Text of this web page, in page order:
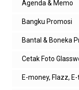
Agenda & Memo
Bangku Promosi
Bantal & Boneka
Cetak Foto
E-money, Flazz, E-